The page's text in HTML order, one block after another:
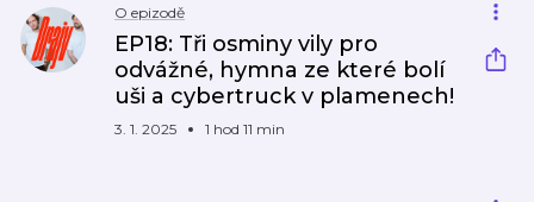
O epizodě
EP18: Tři osminy vily pro
odvážné, hymna ze které bolí
uši a cybertruck v plamenech!
3. 1. 2025 1 hod 11 min